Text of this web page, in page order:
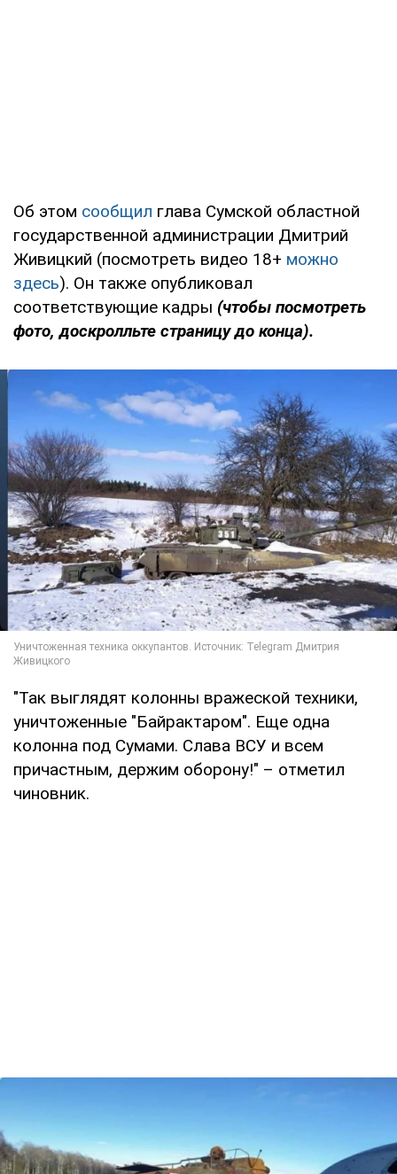
Об этом сообщил глава Сумской областной
государственной администрации Дмитрий
Живицкий (посмотреть видео 18+ можно
здесь). Он также опубликовал
соответствующие кадры (чтобы посмотреть
фото, доскролльте страницу до конца).
"Так выглядят колонны вражеской техники,
уничтоженные "Байрактаром". Еще одна
колонна под Сумами. Слава ВСУ и всем
причастным, держим оборону!" – отметил
чиновник.